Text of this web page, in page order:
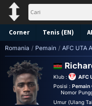
Corner Tenis (EN)
Romania / Pemain / AFC UTA
Klub : AFC
Posisi : Pemain
Nomor
Umur (Ulang